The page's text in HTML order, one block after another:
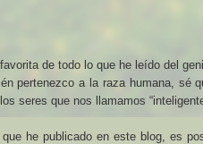
de todo lo que he leído del
pertenezco a la raza humana, sé
seres que nos llamamos
he publicado en este blog, es